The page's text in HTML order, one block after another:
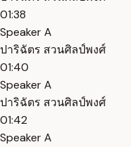
01:38
Speaker A
ปาริฉัตร สวนศิลป์พงศ์
01:40
Speaker A
ปาริฉัตร สวนศิลป์พงศ์
01:42
Speaker A